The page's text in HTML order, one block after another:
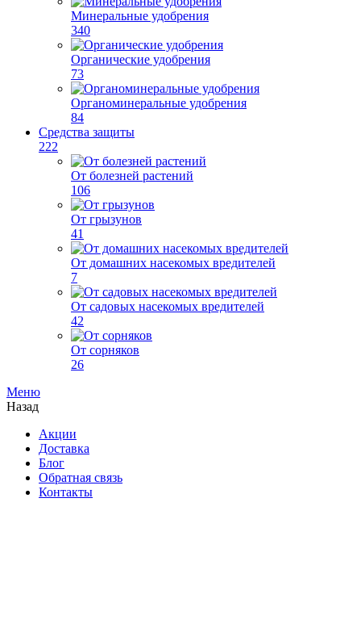
Минеральные удобрения
340
Органические удобрения
73
Органоминеральные удобрения
84
Средства защиты
222
От болезней растений
106
От грызунов
41
От домашних насекомых вредителей
7
От садовых насекомых вредителей
42
От сорняков
26
Меню
Назад
Акции
Доставка
Блог
Обратная связь
Контакты